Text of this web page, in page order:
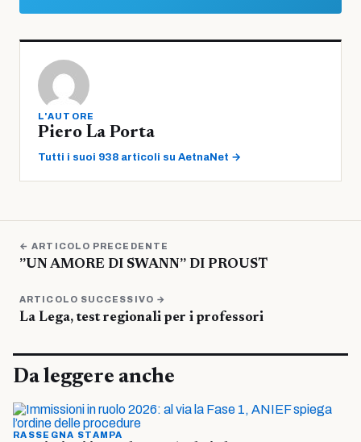
L'AUTORE
Piero La Porta
Tutti i suoi 938 articoli su AetnaNet →
← ARTICOLO PRECEDENTE
”UN AMORE DI SWANN” DI PROUST
ARTICOLO SUCCESSIVO →
La Lega, test regionali per i professori
Da leggere anche
RASSEGNA STAMPA